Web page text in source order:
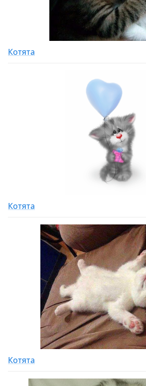
Котята
Котята
Котята